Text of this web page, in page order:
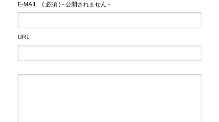
E-MAIL ( 必須 ) - 公開されません -
URL